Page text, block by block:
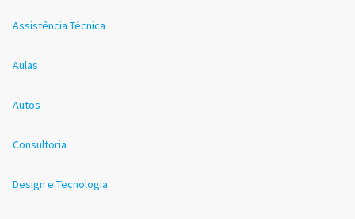
Assistência Técnica
Aulas
Autos
Consultoria
Design e Tecnologia